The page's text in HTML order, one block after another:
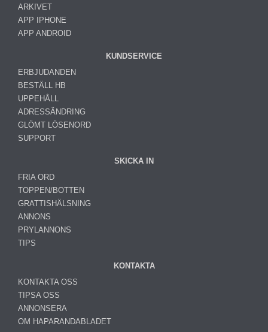
ARKIVET
APP IPHONE
APP ANDROID
KUNDSERVICE
ERBJUDANDEN
BESTÄLL HB
UPPEHÅLL
ADRESSÄNDRING
GLÖMT LÖSENORD
SUPPORT
SKICKA IN
FRIA ORD
TOPPEN/BOTTEN
GRATTISHÄLSNING
ANNONS
PRYLANNONS
TIPS
KONTAKTA
KONTAKTA OSS
TIPSA OSS
ANNONSERA
OM HAPARANDABLADET